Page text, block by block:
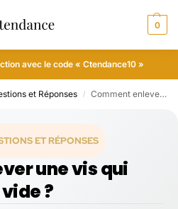
0
avec le code « Ctendance10 »
et Réponses / Comment enlever une vis qui tourne dans le vide ?
ET RÉPONSES
une vis qui
?